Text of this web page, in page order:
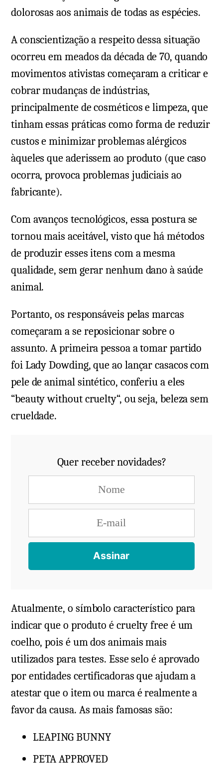
dolorosas aos animais de todas as espécies.
A conscientização a respeito dessa situação
ocorreu em meados da década de 70, quando
movimentos ativistas começaram a criticar e
cobrar mudanças de indústrias,
principalmente de cosméticos e limpeza, que
tinham essas práticas como forma de reduzir
custos e minimizar problemas alérgicos
àqueles que aderissem ao produto (que caso
ocorra, provoca problemas judiciais ao
fabricante).
Com avanços tecnológicos, essa postura se
tornou mais aceitável, visto que há métodos
de produzir esses itens com a mesma
qualidade, sem gerar nenhum dano à saúde
animal.
Portanto, os responsáveis pelas marcas
começaram a se reposicionar sobre o
assunto. A primeira pessoa a tomar partido
foi Lady Dowding, que ao lançar casacos com
pele de animal sintético, conferiu a eles
“beauty without cruelty“, ou seja, beleza sem
crueldade.
Quer receber novidades?
Atualmente, o símbolo característico para
indicar que o produto é cruelty free é um
coelho, pois é um dos animais mais
utilizados para testes. Esse selo é aprovado
por entidades certificadoras que ajudam a
atestar que o item ou marca é realmente a
favor da causa. As mais famosas são:
LEAPING BUNNY
PETA APPROVED